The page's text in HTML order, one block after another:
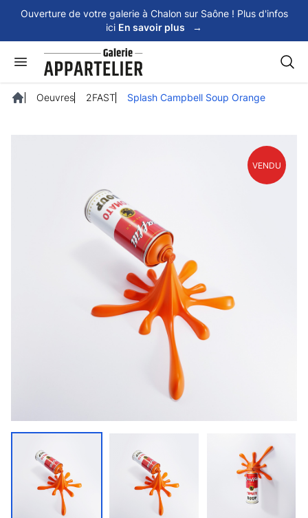
Ouverture de votre galerie à Chalon sur Saône ! Plus d'infos
ici En savoir plus →
Oeuvres 2FAST Splash Campbell Soup Orange
VENDU
Panneau de gestion des cookies